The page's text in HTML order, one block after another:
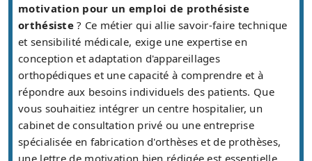
motivation pour un emploi de prothésiste
orthésiste ? Ce métier qui allie savoir-faire technique
et sensibilité médicale, exige une expertise en
conception et adaptation d'appareillages
orthopédiques et une capacité à comprendre et à
répondre aux besoins individuels des patients. Que
vous souhaitiez intégrer un centre hospitalier, un
cabinet de consultation privé ou une entreprise
spécialisée en fabrication d'orthèses et de prothèses,